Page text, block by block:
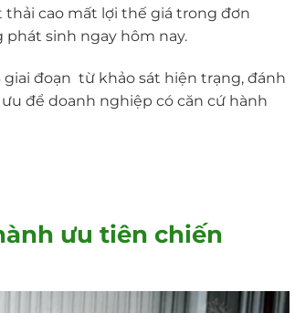
cao mất lợi thế giá trong đơn
phát sinh ngay hôm nay.
giai đoạn từ khảo sát hiện trạng, đánh
để doanh nghiệp có căn cứ hành
ưu tiên chiến